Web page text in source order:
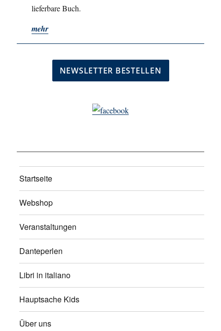
lieferbare Buch.
mehr
Startseite
Webshop
Veranstaltungen
Danteperlen
Libri in italiano
Hauptsache Kids
Über uns